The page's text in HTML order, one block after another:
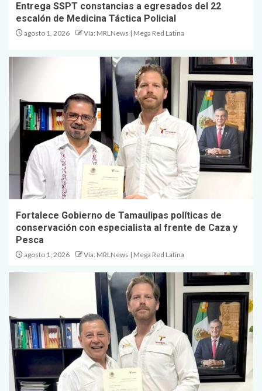
Entrega SSPT constancias a egresados del 22
escalón de Medicina Táctica Policial
agosto 1, 2026 Vía: MRLNews | Mega Red Latina
Fortalece Gobierno de Tamaulipas políticas de
conservación con especialista al frente de Caza y
Pesca
agosto 1, 2026 Vía: MRLNews | Mega Red Latina